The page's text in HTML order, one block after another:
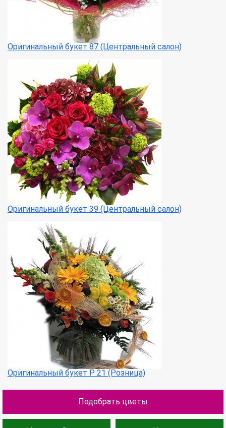
Оригинальный букет 87 (Центральный салон)
Оригинальный букет 39 (Центральный салон)
Оригинальный букет Р 21 (Розница)
Подобрать цветы